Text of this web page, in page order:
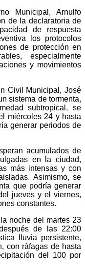
Municipal, Arnulfo
de la declaratoria de
de respuesta
los protocolos
de protección en
especialmente
y movimientos
Civil Municipal, José
sistema de tormenta,
subtropical, se
miércoles 24 y hasta
generar periodos de
acumulados de
en la ciudad,
más intensas y con
Asimismo, se
que podría generar
jueves y el viernes,
constantes.
noche del martes 23
de las 22:00
lluvia persistente,
con ráfagas de hasta
del 100 por